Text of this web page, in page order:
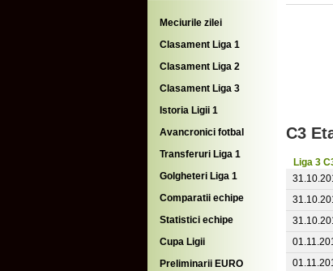
Meciurile zilei
Clasament Liga 1
Clasament Liga 2
Clasament Liga 3
Istoria Ligii 1
Avancronici fotbal
Transferuri Liga 1
Golgheteri Liga 1
Comparatii echipe
Statistici echipe
Cupa Ligii
Preliminarii EURO
C3
Liga 3